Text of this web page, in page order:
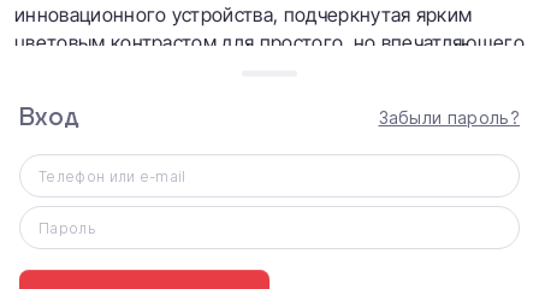
инновационного устройства, подчеркнутая ярким
цветовым контрастом для простого, но впечатляющего
Вход Забыли пароль?
Телефон или e-mail
Пароль